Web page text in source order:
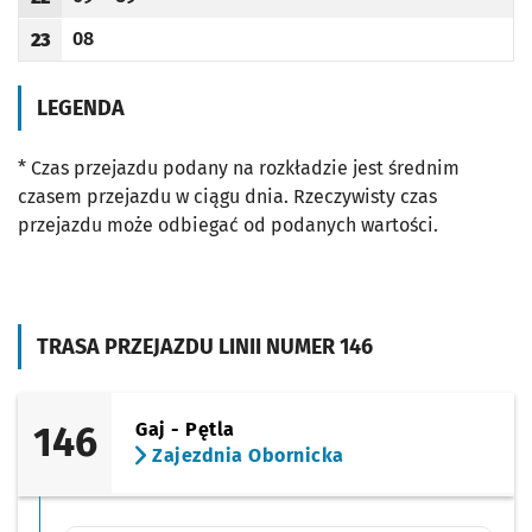
TRASA PRZEJAZDU LINII NUMER 146
146
Gaj - Pętla
Zajezdnia Obornicka
Godzina odjazdu
Odjazd
minut po godzinie 22
Odjazd
minut po godzinie 22
Godzina odjazdu
23
Odjazd
08
minut po godzinie 23
LEGENDA
* Czas przejazdu podany na rozkładzie jest średnim
czasem przejazdu w ciągu dnia. Rzeczywisty czas
przejazdu może odbiegać od podanych wartości.